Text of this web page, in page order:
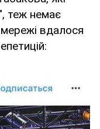
теж немає
вдалося